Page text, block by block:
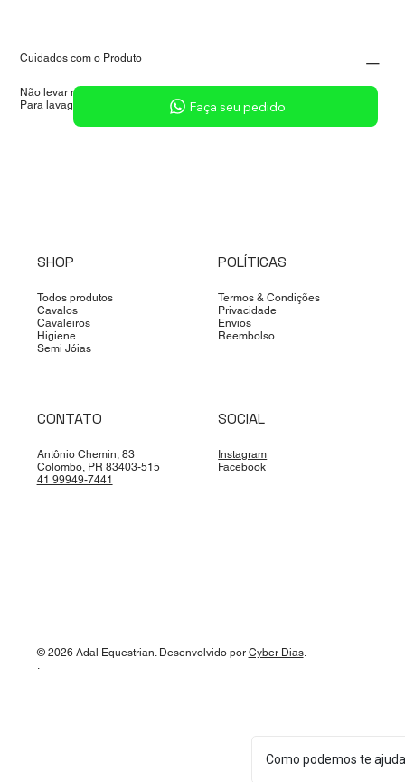
Cuidados com o Produto
Não levar no lava-louças, micro-ondas ou forno.
Para lavagens, usar somente o lado macio da bucha com sabão neutro
Faça seu pedido
SHOP
Todos produtos
Cavalos
Cavaleiros
Higiene
Semi Jóias
POLÍTICAS
Termos & Condições
Privacidade
Envios
Reembolso
CONTATO
Antônio Chemin, 83
Colombo, PR 83403-515
41 99949-7441
SOCIAL
Instagram
Facebook
© 2026 Adal Equestrian. Desenvolvido por Cyber Dias.
.
Como podemos te